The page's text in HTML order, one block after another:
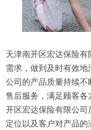
天津南开区宏达保险
需求，做到及时有效
公司的产品质量持续不
售后服务，满足顾客
开区宏达保险有限公
定位以及客户对产品